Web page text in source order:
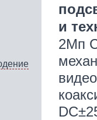
и
2Мп